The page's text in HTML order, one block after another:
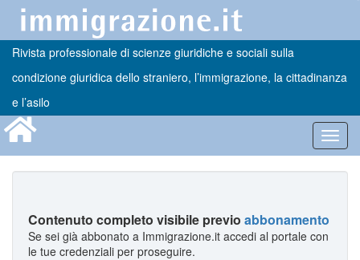
Rivista professionale di scienze giuridiche e sociali sulla
condizione giuridica dello straniero, l’immigrazione, la cittadinanza
e l’asilo
Contenuto completo visibile previo abbonamento
Se sei già abbonato a Immigrazione.it accedi al portale con
le tue credenziali per proseguire.